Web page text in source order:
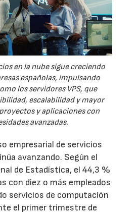
en la nube sigue creciendo
españolas, impulsando
los servidores VPS, que
escalabilidad y mayor
y aplicaciones con
avanzadas.
empresarial de servicios
avanzando. Según el
de Estadística, el 44,3 %
con diez o más empleados
servicios de computación
el primer trimestre de